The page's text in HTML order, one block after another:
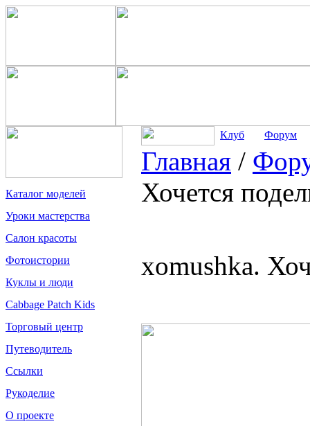
Каталог моделей
Уроки мастерства
Салон красоты
Фотоистории
Куклы и люди
Cabbage Patch Kids
Торговый центр
Путеводитель
Ссылки
Рукоделие
О проекте
Клуб Форум
Главная /
Хочется
xomushka.